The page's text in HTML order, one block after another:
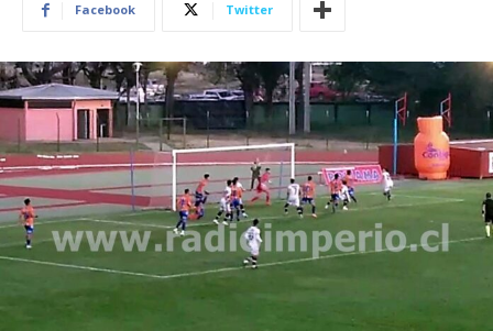
Facebook Twitter